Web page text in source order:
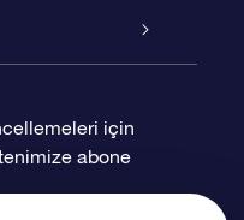
için
abone